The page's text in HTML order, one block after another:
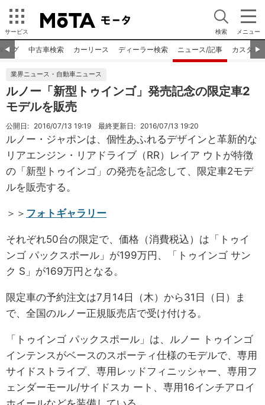
サービス 検索 メニュー
◀︎ ▶︎
ログ 中古車検索 カーリース ディーラー検索 ニュース/記事 カスタム
業界ニュース・自動車ニュース
ルノー「新型トゥインゴ」発売記念の限定車2
モデルを販売
公開日: 2016/07/13 19:19 最終更新日: 2016/07/13 19:20
ルノー・ジャポンは、個性あふれるデザインと革新的な
リアエンジン・リアドライブ（RR）レイア ウトが特徴
の「新型トゥインゴ」の発売を記念して、限定車2モデ
ルを販売する。
＞＞ フォトギャラリー
それぞれ50台の限定で、価格（消費税込）は「トゥイ
ンゴ パックスポール」が199万円、「トゥインゴ サン
ク S」が169万円となる。
限定車の予約注文は7月14日（木）から31日（日）ま
で、全国のルノー正規販売店で受け付ける。
「トゥインゴ パックスポール」は、ルノー トゥインゴ
インテンスがベースのスポーティ仕様のモデルで、専用
サイドストライプ、専用レッドフィニッシャー、専用フ
ェンダーモール/サイドスカ ート、専用16インチアロイ